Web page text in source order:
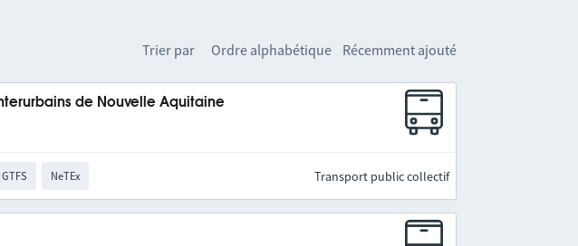
Trier par Ordre alphabétique Récemment ajouté
de Nouvelle Aquitaine
GTFS NeTEx Transport public collectif